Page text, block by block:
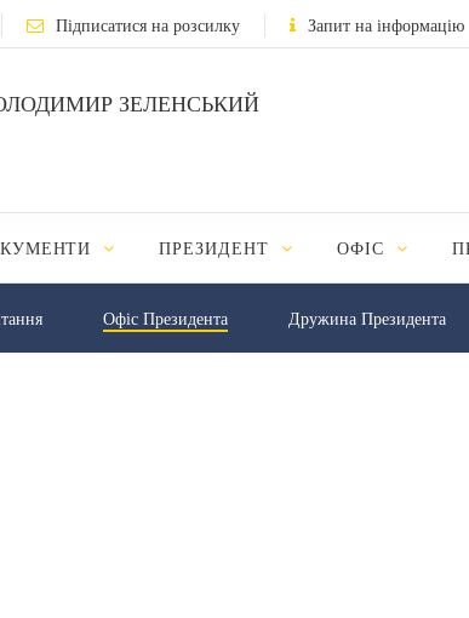
Підписатися на розсилку Запит на інформацію
ЗЕЛЕНСЬКИЙ
ПРЕЗИДЕНТ ОФІС
Офіс Президента Дружина Президента